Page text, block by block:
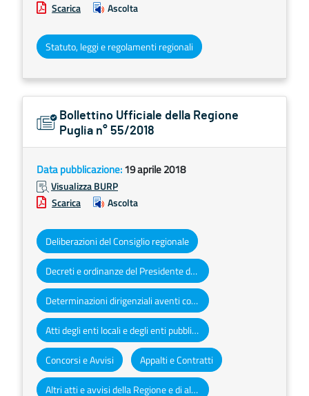
Scarica
Ascolta
Statuto, leggi e regolamenti regionali
Bollettino Ufficiale della Regione
Puglia n° 55/2018
Data pubblicazione:19 aprile 2018
Visualizza BURP
Scarica
Ascolta
Deliberazioni del Consiglio regionale
Decreti e ordinanze del Presidente della Giunta regionale
Determinazioni dirigenziali aventi contenuto di interesse generale
Atti degli enti locali e degli enti pubblici e privati
Concorsi e Avvisi Appalti e Contratti
Altri atti e avvisi della Regione e di altri enti pubblici che interessano la collettività regionale